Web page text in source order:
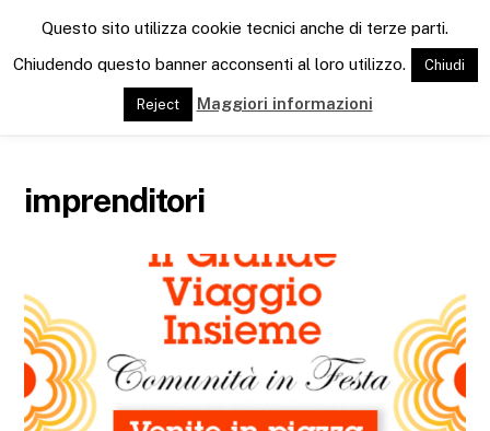
e
n
u
imprenditori
Questo sito utilizza cookie tecnici anche di terze parti.
Chiudendo questo banner acconsenti al loro utilizzo.
Chiudi
Reject Maggiori informazioni